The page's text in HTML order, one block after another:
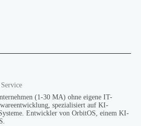
(1-30 MA) ohne eigene IT-
spezialisiert auf KI-
Entwickler von OrbitOS, einem KI-